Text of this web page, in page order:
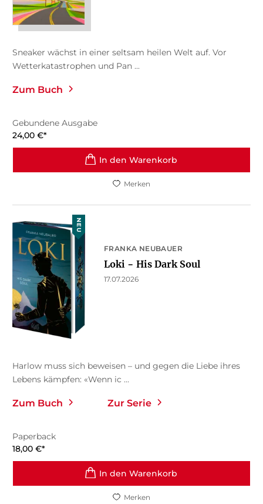
Sneaker wächst in einer seltsam heilen Welt auf. Vor
Wetterkatastrophen und Pan ...
Zum Buch
Gebundene Ausgabe
24,00 €*
In den Warenkorb
Merken
NEU
FRANKA NEUBAUER
Loki − His Dark Soul
17.07.2026
Harlow muss sich beweisen – und gegen die Liebe ihres
Lebens kämpfen: «Wenn ic ...
Zum Buch Zur Serie
Paperback
18,00 €*
In den Warenkorb
Merken